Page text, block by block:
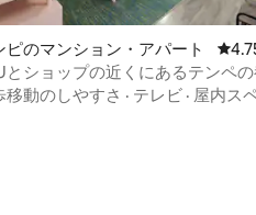
5つ星中5つ星の平均評価
ピのマンション・アパート レビ
とショップの近くにあるテンペ
隠れ家2BR
移動のしやすさ · テレビ · 屋内ス